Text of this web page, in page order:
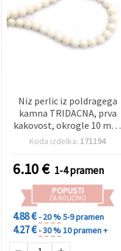
Niz perlic iz poldragega
kamna TRIDACNA, prva
kakovost, okrogle 10 mm,
~40 kos
Koda izdelka: 171194
6.10€ 1-4 pramen
POPUSTI
ZA KOLIČINO
4.88 €- 20 %5-9 pramen
4.27 €- 30 %10 pramen +